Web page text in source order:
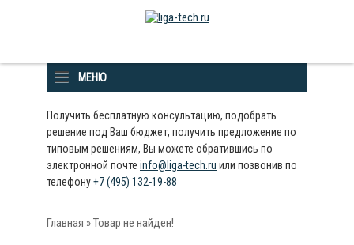
МЕНЮ
Получить бесплатную консультацию, подобрать
решение под Ваш бюджет, получить предложение по
типовым решениям, Вы можете обратившись по
электронной почте info@liga-tech.ru или позвонив по
телефону+7 (495) 132-19-88
Главная » Товар не найден!